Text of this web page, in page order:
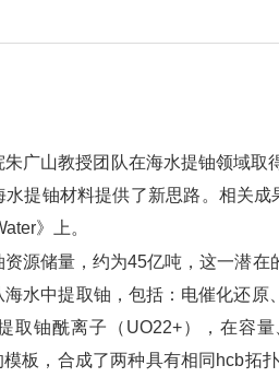
广山教授团队在海水提铀领域
提铀材料提供了新思路。相关
》上。
源储量，约为45亿吨，这一潜
水中提取铀，包括：电催化还
取铀酰离子（UO22+），在容
模板，合成了两种具有相同hcb